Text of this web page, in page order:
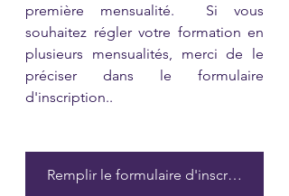
première mensualité.  Si vous
souhaitez régler votre formation en
plusieurs mensualités, merci de le
préciser dans le formulaire
d'inscription..
Remplir le formulaire d'inscription